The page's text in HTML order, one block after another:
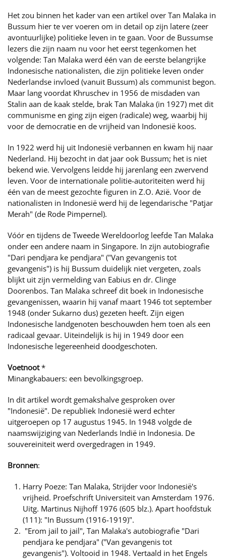
Het zou binnen het kader van een artikel over Tan Malaka in
Bussum hier te ver voeren om in detail op zijn latere (zeer
avontuurlijke) politieke leven in te gaan. Voor de Bussumse
lezers die zijn naam nu voor het eerst tegenkomen het
volgende: Tan Malaka werd één van de eerste belangrijke
Indonesische nationalisten, die zijn politieke leven onder
Nederlandse invloed (vanuit Bussum) als communist begon.
Maar lang voordat Khruschev in 1956 de misdaden van
Stalin aan de kaak stelde, brak Tan Malaka (in 1927) met dit
communisme en ging zijn eigen (radicale) weg, waarbij hij
voor de democratie en de vrijheid van Indonesië koos.
In 1922 werd hij uit Indonesië verbannen en kwam hij naar
Nederland. Hij bezocht in dat jaar ook Bussum; het is niet
bekend wie. Vervolgens leidde hij jarenlang een zwervend
leven. Voor de internationale politie-autoriteiten werd hij
één van de meest gezochte figuren in Z.O. Azië. Voor de
nationalisten in Indonesië werd hij de legendarische "Patjar
Merah" (de Rode Pimpernel).
Vóór en tijdens de Tweede Wereldoorlog leefde Tan Malaka
onder een andere naam in Singapore. In zijn autobiografie
"Dari pendjara ke pendjara" ("Van gevangenis tot
gevangenis") is hij Bussum duidelijk niet vergeten, zoals
blijkt uit zijn vermelding van Eabius en dr. Clinge
Doorenbos. Tan Malaka schreef dit boek in Indonesische
gevangenissen, waarin hij vanaf maart 1946 tot september
1948 (onder Sukarno dus) gezeten heeft. Zijn eigen
Indonesische landgenoten beschouwden hem toen als een
radicaal gevaar. Uiteindelijk is hij in 1949 door een
Indonesische legereenheid doodgeschoten.
Voetnoot*
Minangkabauers: een bevolkingsgroep.
In dit artikel wordt gemakshalve gesproken over
"Indonesië". De republiek Indonesië werd echter
uitgeroepen op 17 augustus 1945. In 1948 volgde de
naamswijziging van Nederlands Indië in Indonesia. De
souvereiniteit werd overgedragen in 1949.
Bronnen:
Harry Poeze: Tan Malaka, Strijder voor Indonesië's
vrijheid. Proefschrift Universiteit van Amsterdam 1976.
Uitg. Martinus Nijhoff 1976 (605 blz.). Apart hoofdstuk
(111): "In Bussum (1916-1919)".
"Erom jail to jail", Tan Malaka's autobiografie "Dari
pendjara ke pendjara" ("Van gevangenis tot
gevangenis"). Voltooid in 1948. Vertaald in het Engels